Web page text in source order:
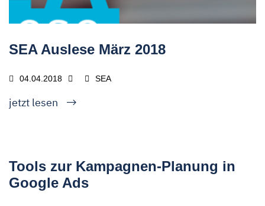
SEA Auslese März 2018
04.04.2018 SEA
jetzt lesen
Tools zur Kampagnen-Planung in
Google Ads